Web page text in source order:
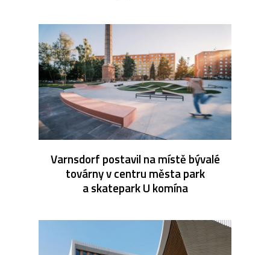
Varnsdorf postavil na místě bývalé
továrny v centru města park
a skatepark U komína